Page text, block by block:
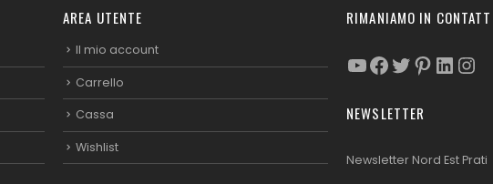
AREA UTENTE
Il mio account
Carrello
Cassa
Wishlist
RIMANIAMO IN
YouTube
Facebook
Twitter
Pinterest
NEWSLETTER
Newsletter Nord Est Prati